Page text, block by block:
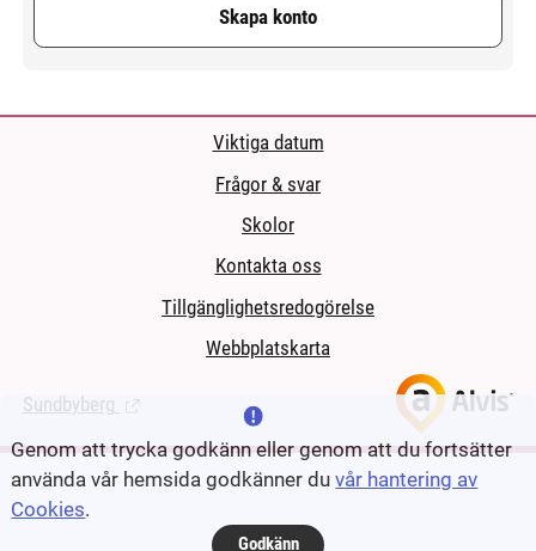
Skapa konto
Viktiga datum
Frågor & svar
Skolor
Kontakta oss
Tillgänglighetsredogörelse
Webbplatskarta
Sundbyberg (Länk till extern sida.)
Genom att trycka godkänn eller genom att du fortsätter
använda vår hemsida godkänner duvår hantering av
Cookies.
Godkänn